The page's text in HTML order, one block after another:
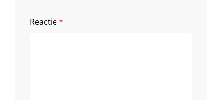
Reactie*